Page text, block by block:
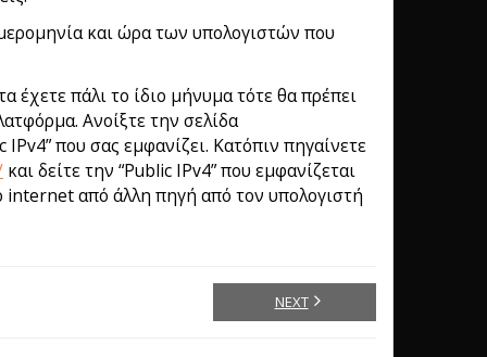
και ώρα των υπολογιστών που
πάλι το ίδιο μήνυμα τότε θα πρέπει
Ανοίξτε την σελίδα
που σας εμφανίζει. Κατόπιν πηγαίνετε
και δείτε την “Public IPv4” που εμφανίζεται
internet από άλλη πηγή από τον υπολογιστή
NEXT